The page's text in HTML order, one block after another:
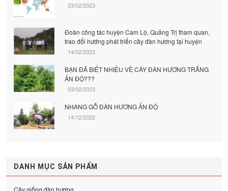
23/02/2023
Đoàn công tác huyện Cam Lộ, Quảng Trị tham quan,
trao đổi hướng phát triển cây đàn hương tại huyện
14/02/2023
BẠN ĐÃ BIẾT NHIỀU VỀ CÂY ĐÀN HƯƠNG TRẮNG
ẤN ĐỘ???
03/02/2023
NHANG GỖ ĐÀN HƯƠNG ẤN ĐỘ
14/12/2022
DANH MỤC SẢN PHẨM
Cây giống đàn hương